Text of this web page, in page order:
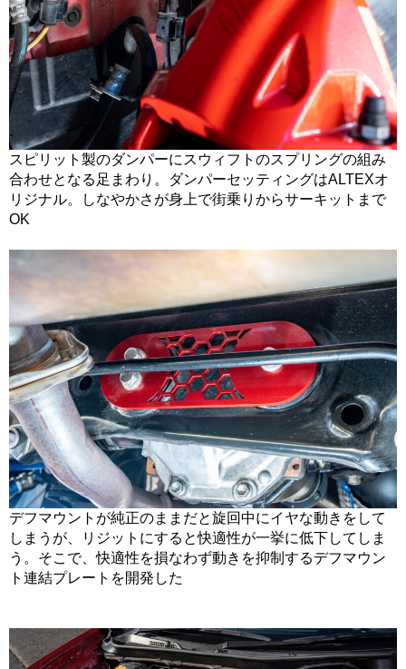
スピリット製のダンパーにスウィフトのスプリングの組み
合わせとなる足まわり。ダンパーセッティングはALTEXオ
リジナル。しなやかさが身上で街乗りからサーキットまで
OK
デフマウントが純正のままだと旋回中にイヤな動きをして
しまうが、リジットにすると快適性が一挙に低下してしま
う。そこで、快適性を損なわず動きを抑制するデフマウン
ト連結プレートを開発した